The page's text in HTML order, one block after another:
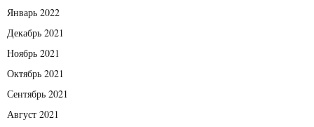
Январь 2022
Декабрь 2021
Ноябрь 2021
Октябрь 2021
Сентябрь 2021
Август 2021